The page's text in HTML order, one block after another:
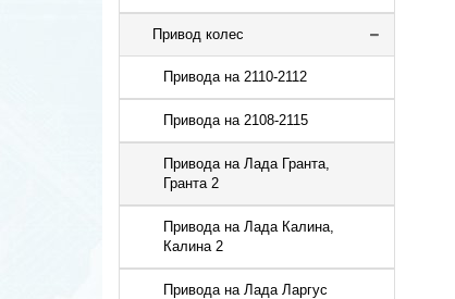
Привод колес
Привода на 2110-2112
Привода на 2108-2115
Привода на Лада Гранта,
Гранта 2
Привода на Лада Калина,
Калина 2
Привода на Лада Ларгус